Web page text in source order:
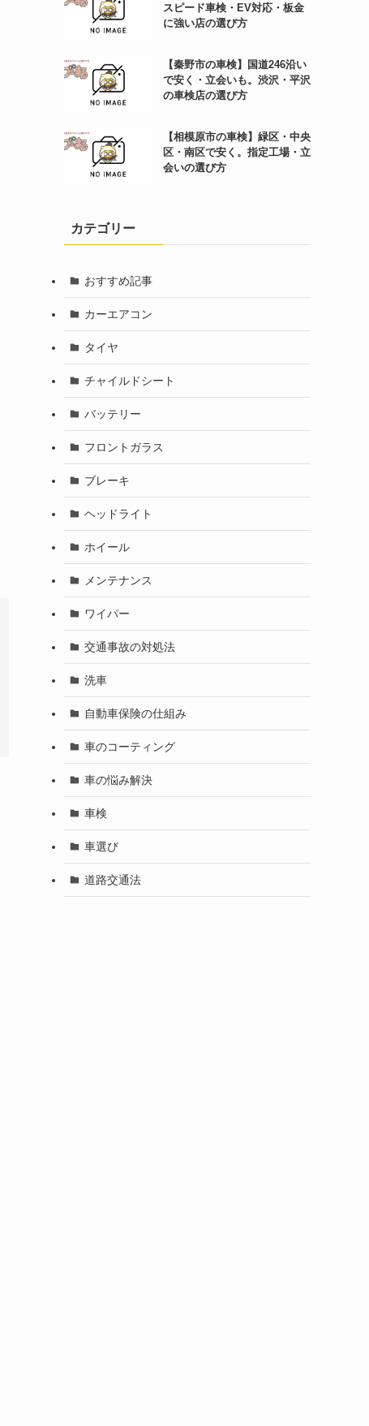
スピード車検・EV対応・板金
に強い店の選び方
【秦野市の車検】国道246沿い
で安く・立会いも。渋沢・平沢
の車検店の選び方
【相模原市の車検】緑区・中央
区・南区で安く。指定工場・立
会いの選び方
カテゴリー
おすすめ記事
カーエアコン
タイヤ
チャイルドシート
バッテリー
フロントガラス
ブレーキ
ヘッドライト
ホイール
メンテナンス
ワイパー
交通事故の対処法
洗車
自動車保険の仕組み
車のコーティング
車の悩み解決
車検
車選び
道路交通法